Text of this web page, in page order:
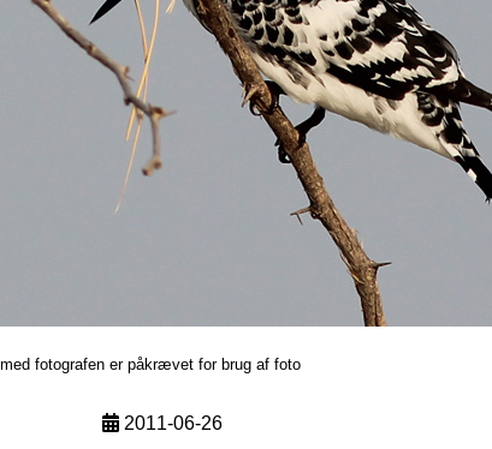
fotografen er påkrævet for brug af foto
2011-06-26